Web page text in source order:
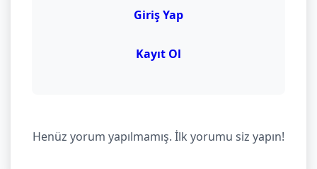
Giriş Yap
Kayıt Ol
Henüz yorum yapılmamış. İlk yorumu siz yapın!